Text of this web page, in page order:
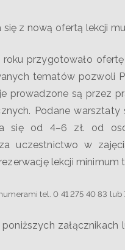
z nową ofertą lekcji
przygotowało ofertę
tematów pozwoli
prowadzone są przez
Podane warsztaty
się od 4–6 zł. od
uczestnictwo w
lekcji minimum
tel. 0 41 275 40 83 lub
załącznikach